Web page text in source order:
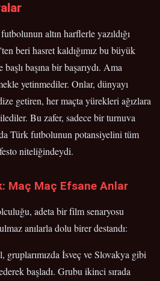
altın harflerle yazıldığı
beri hasret kaldığımız bu büyük
başına bir başarıydı. Ama
yetinmediler. Onlar, dünyayı
getiren, her maçta yürekleri ağızlara
Bu zafer, sadece bir turnuva
Türk futbolunun potansiyelini tüm
niteliğindeydi.
Maç Maç Efsane Anlar
adeta bir film senaryosu
anılarla dolu birer destandı:
gruplarımızda İsveç ve Slovakya gibi
başladı. Grubu ikinci sırada